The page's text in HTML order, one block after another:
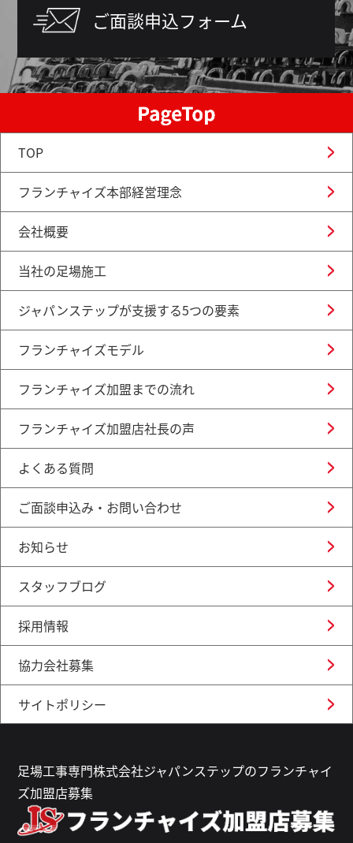
ご面談申込フォーム
TOP
フランチャイズ本部経営理念
会社概要
当社の足場施工
ジャパンステップが支援する5つの要素
フランチャイズモデル
フランチャイズ加盟までの流れ
フランチャイズ加盟店社長の声
よくある質問
ご面談申込み・お問い合わせ
お知らせ
スタッフブログ
採用情報
協力会社募集
サイトポリシー
足場工事専門株式会社ジャパンステップのフランチャイ
ズ加盟店募集